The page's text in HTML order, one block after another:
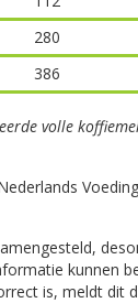
280
386
volle
kunnen
is, meldt dit